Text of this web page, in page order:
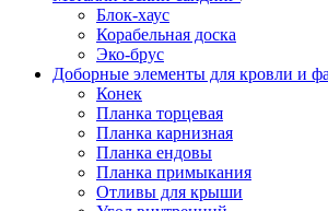
Блок-хаус
Корабельная доска
Эко-брус
Доборные элементы для кровли и
Конек
Планка торцевая
Планка карнизная
Планка ендовы
Планка примыкания
Отливы для крыши